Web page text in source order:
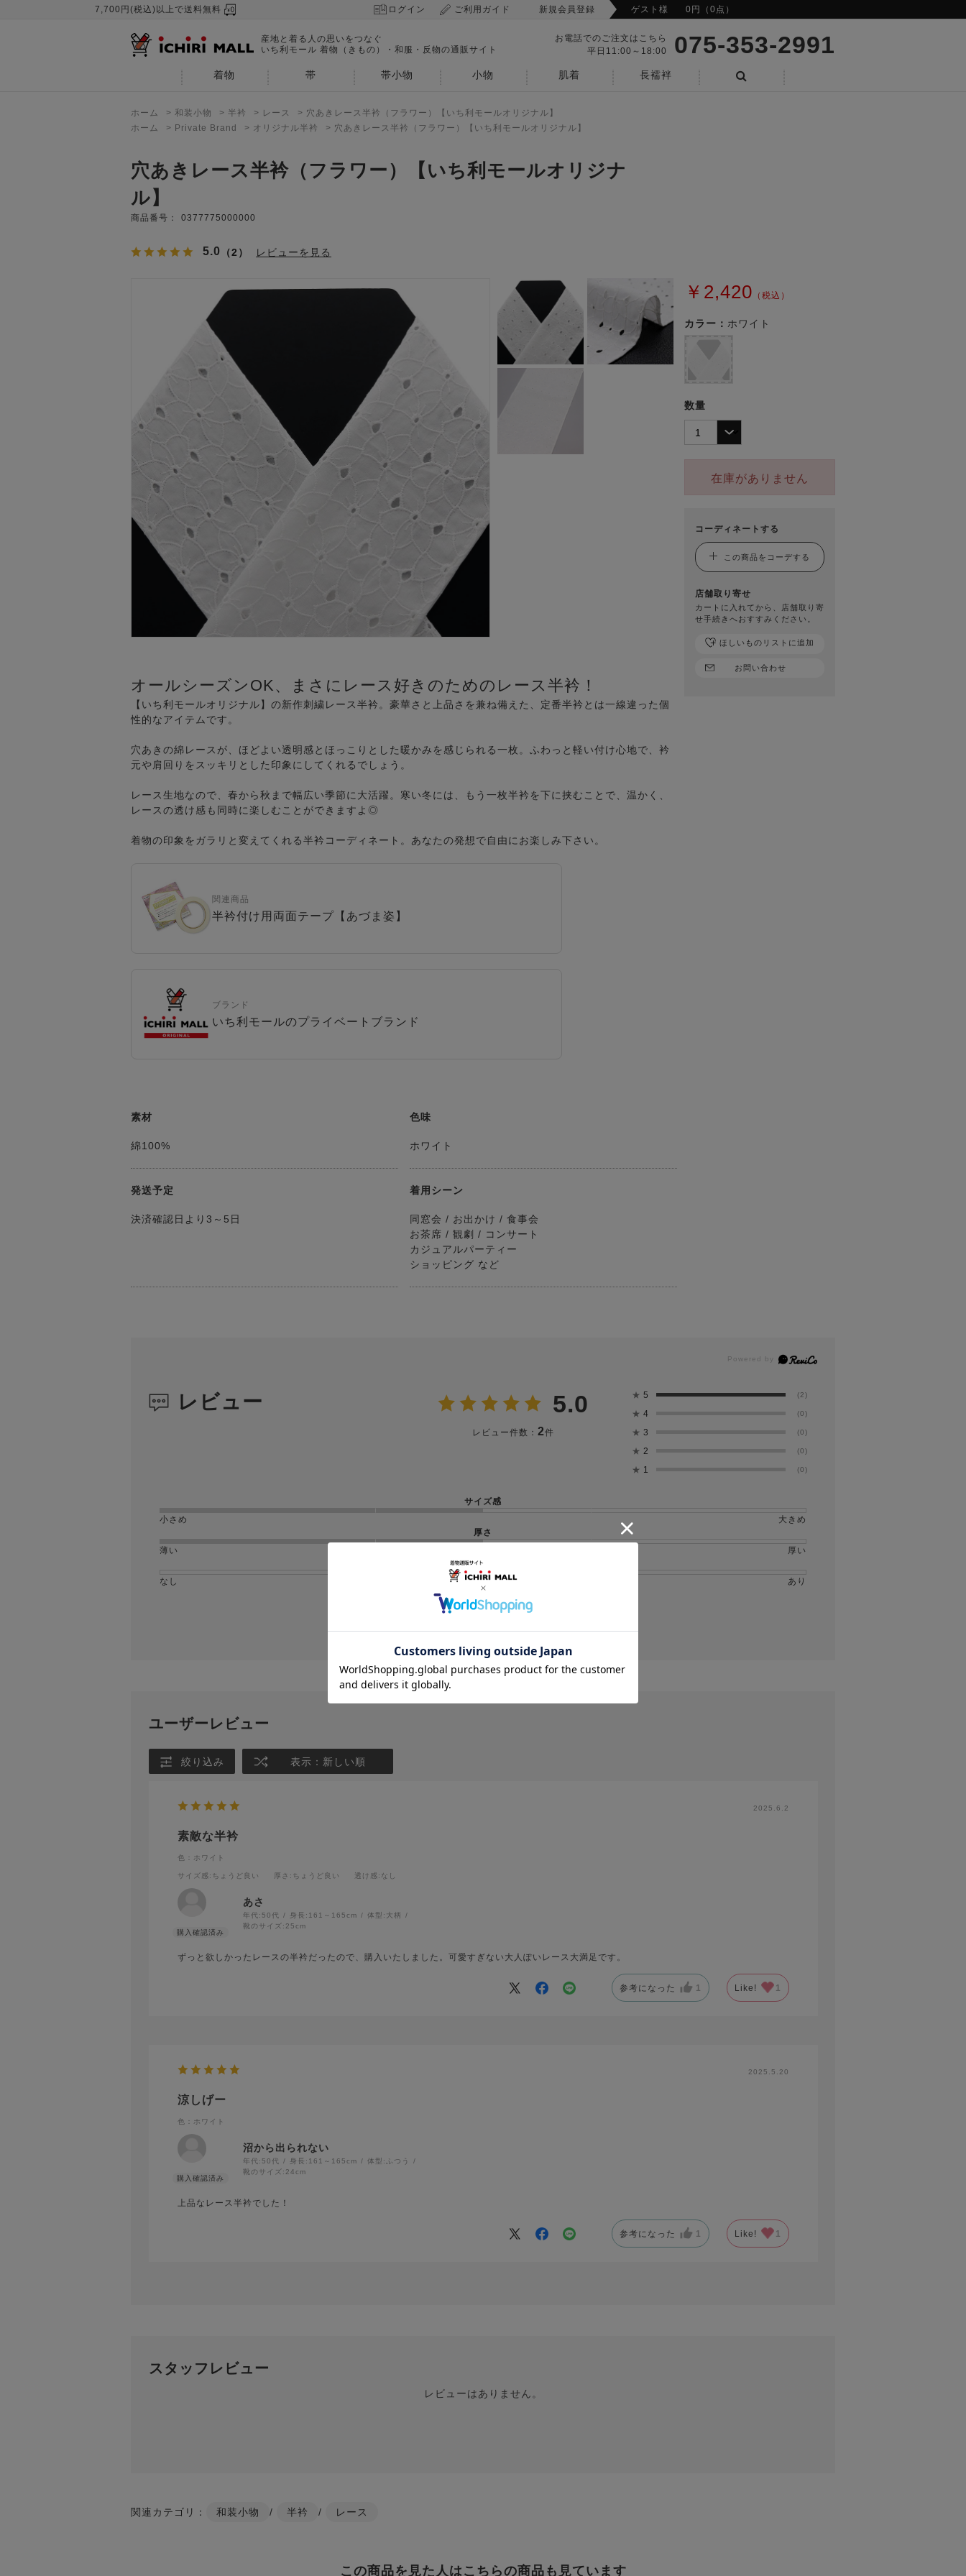
7,700円(税込)以上で送料無料 ログイン ご利用ガイド 新規会員登録 ゲスト様 0円（0点）
産地と着る人の思いをつなぐ
いち利モール 着物（きもの）・和服・反物の通販サイト
お電話でのご注文はこちら
平日11:00～18:00
075-353-2991
着物 帯 帯小物 小物 肌着
長襦袢
ホーム > 和装小物 > 半衿 > レース > 穴あきレース半衿（フラワー）【いち利モールオリジナル】
ホーム
> Private Brand > オリジナル半衿 > 穴あきレース半衿（フラワー）【いち利モールオリジナル】
穴あきレース半衿（フラワー）【いち利モールオリジナ
ル】
商品番号： 0377775000000
5.0 （2） レビューを見る
オールシーズンOK、まさにレース好きのためのレース半衿！
【いち利モールオリジナル】の新作刺繍レース半衿。豪華さと上品さを兼ね備えた、定番半衿とは一線違った個
性的なアイテムです。
穴あきの綿レースが、ほどよい透明感とほっこりとした暖かみを感じられる一枚。ふわっと軽い付け心地で、衿
元や肩回りをスッキリとした印象にしてくれるでしょう。
レース生地なので、春から秋まで幅広い季節に大活躍。寒い冬には、もう一枚半衿を下に挟むことで、温かく、
レースの透け感も同時に楽しむことができますよ◎
着物の印象をガラリと変えてくれる半衿コーディネート。あなたの発想で自由にお楽しみ下さい。
関連商品
半衿付け用両面テープ【あづま姿】
ブランド
いち利モールのプライベートブランド
素材
綿100%
色味
ホワイト
発送予定
決済確認日より3～5日
着用シーン
同窓会 / お出かけ / 食事会
お茶席 / 観劇 / コンサート
カジュアルパーティー
ショッピング など
レビュー 5.0
レビュー件数： 2件
★ 5 (2)
★ 4 (0)
★ 3 (0)
★ 2 (0)
★ 1 (0)
サイズ感
小さめ
大きめ
厚さ
薄い
厚い
透け感
なし
あり
ユーザーレビュー
絞り込み 表示：新しい順
2025.6.2
素敵な半衿
色：ホワイト
サイズ感:ちょうど良い 厚さ :ちょうど良い 透け感:なし
あさ
年代: 50代 身長: 161～165cm 体型: 大柄
靴のサイズ: 25cm
ずっと欲しかったレースの半衿だったので、購入いたしました。可愛すぎない大人ぽいレース大満足です。
参考になった 1 Like! 1
2025.5.20
涼しげー
色：ホワイト
沼から出られない
年代: 50代 身長: 161～165cm 体型: ふつう
靴のサイズ: 24cm
上品なレース半衿でした！
参考になった 1 Like! 1
スタッフレビュー
レビューはありません。
関連カテゴリ： 和装小物 / 半衿 / レース
この商品を見た人はこちらの商品も見ています
￥2,420 （税込）
カラー： ホワイト
数量
在庫がありません
コーディネートする
この商品をコーデする
店舗取り寄せ
カートに入れてから、店舗取り寄
せ手続きへおすすみください。
お問い合わせ
ほしいものリストに追加